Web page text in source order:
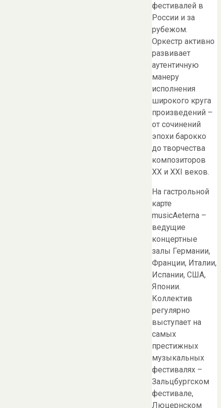
фестивалей в
России и за
рубежом.
Оркестр активно
развивает
аутентичную
манеру
исполнения
широкого круга
произведений –
от сочинений
эпохи барокко
до творчества
композиторов
ХХ и ХХI веков.
На гастрольной
карте
musicAeterna –
ведущие
концертные
залы Германии,
Франции, Италии,
Испании, США,
Японии.
Коллектив
регулярно
выступает на
самых
престижных
музыкальных
фестивалях –
Зальцбургском
фестивале,
Люцернском